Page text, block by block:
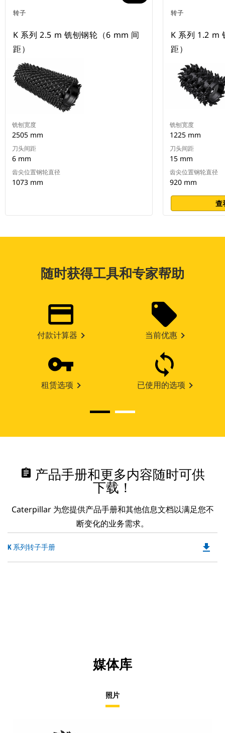
转子
K 系列 2.5 m 铣刨钢轮（6 mm 间
距）
铣刨宽度
2505 mm
刀头间距
6 mm
齿尖位置钢轮直径
1073 mm
转子
K 系列 1.2 m
距）
铣刨宽度
1225 mm
刀头间距
15 mm
齿尖位置钢轮直径
920 mm
查
随时获得工具和专家帮助
付款计算器 当前优惠
租赁选项 已使用的选项
assignment 产品手册和更多内容随时可供
下载！
Caterpillar 为您提供产品手册和其他信息文档以满足您不
断变化的业务需求。
K 系列转子手册 file_download
媒体库
照片